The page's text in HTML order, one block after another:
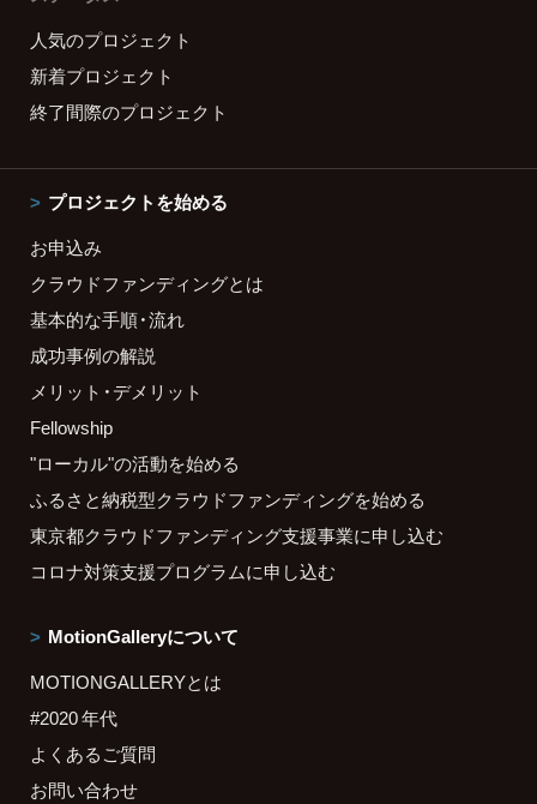
人気のプロジェクト
新着プロジェクト
終了間際のプロジェクト
プロジェクトを始める
お申込み
クラウドファンディングとは
基本的な手順・流れ
成功事例の解説
メリット・デメリット
Fellowship
"ローカル"の活動を始める
ふるさと納税型クラウドファンディングを始める
東京都クラウドファンディング支援事業に申し込む
コロナ対策支援プログラムに申し込む
MotionGalleryについて
MOTIONGALLERYとは
#2020 年代
よくあるご質問
お問い合わせ